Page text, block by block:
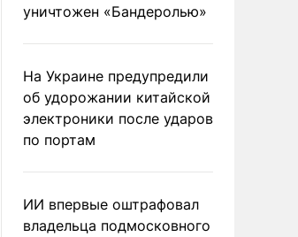
уничтожен «Бандеролью»
На Украине предупредили
об удорожании китайской
электроники после ударов
по портам
ИИ впервые оштрафовал
владельца подмосковного